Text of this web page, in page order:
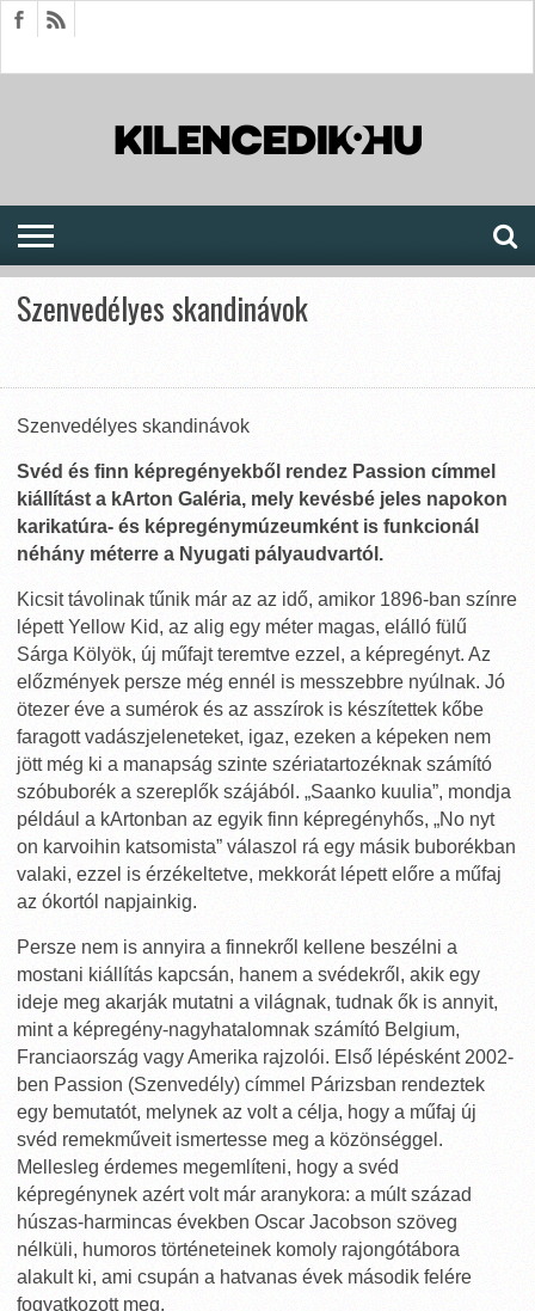
Szenvedélyes skandinávok
Szenvedélyes skandinávok
Svéd és finn képregényekből rendez Passion címmel
kiállítást a kArton Galéria, mely kevésbé jeles napokon
karikatúra- és képregénymúzeumként is funkcionál
néhány méterre a Nyugati pályaudvartól.
Kicsit távolinak tűnik már az az idő, amikor 1896-ban színre
lépett Yellow Kid, az alig egy méter magas, elálló fülű
Sárga Kölyök, új műfajt teremtve ezzel, a képregényt. Az
előzmények persze még ennél is messzebbre nyúlnak. Jó
ötezer éve a sumérok és az asszírok is készítettek kőbe
faragott vadászjeleneteket, igaz, ezeken a képeken nem
jött még ki a manapság szinte szériatartozéknak számító
szóbuborék a szereplők szájából. „Saanko kuulia”, mondja
például a kArtonban az egyik finn képregényhős, „No nyt
on karvoihin katsomista” válaszol rá egy másik buborékban
valaki, ezzel is érzékeltetve, mekkorát lépett előre a műfaj
az ókortól napjainkig.
Persze nem is annyira a finnekről kellene beszélni a
mostani kiállítás kapcsán, hanem a svédekről, akik egy
ideje meg akarják mutatni a világnak, tudnak ők is annyit,
mint a képregény-nagyhatalomnak számító Belgium,
Franciaország vagy Amerika rajzolói. Első lépésként 2002-
ben Passion (Szenvedély) címmel Párizsban rendeztek
egy bemutatót, melynek az volt a célja, hogy a műfaj új
svéd remekműveit ismertesse meg a közönséggel.
Mellesleg érdemes megemlíteni, hogy a svéd
képregénynek azért volt már aranykora: a múlt század
húszas-harmincas években Oscar Jacobson szöveg
nélküli, humoros történeteinek komoly rajongótábora
alakult ki, ami csupán a hatvanas évek második felére
fogyatkozott meg.